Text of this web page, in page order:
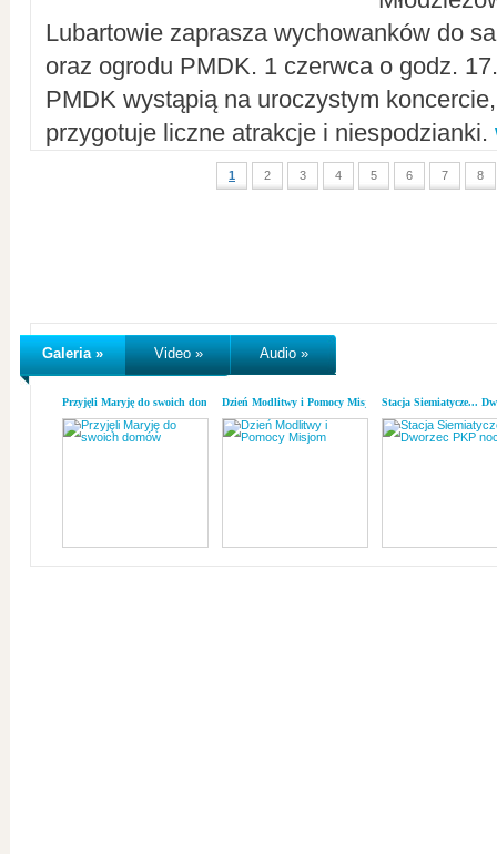
Lubartowie zaprasza wychowanków do
oraz ogrodu PMDK. 1 czerwca o godz.
PMDK wystąpią na uroczystym
przygotuje liczne atrakcje i niespodzianki.
1 2 3 4 5 6 7 8
Galeria » Video » Audio »
Przyjęli Maryję do swoich domówDzień Modlitwy i Pomocy MisjomStacja Siemiatycze...